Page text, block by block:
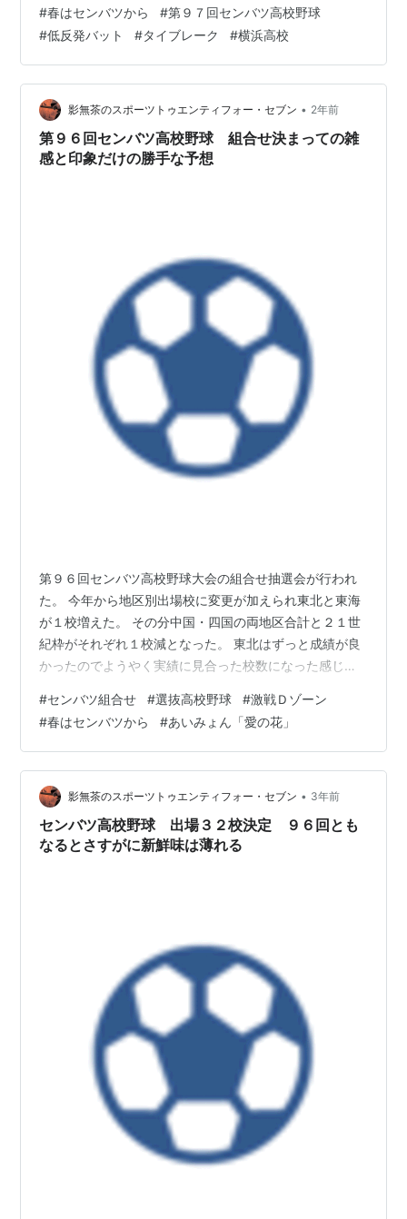
件となった。 今回、出場校が決まった時点で印象だけで
ベスト８を予想した。 高校生は僅かな期間で大きく成長
する。 予想の根拠は秋季大会の結果が元になるし、出場
校決定プロセスも同じような物なので、誰が予想しても
それほど大きな差は出ないだろう（と思う）。 今回組合
せが決まって、改めて予想させていただ…
#春はセンバツから #第９７回センバツ高校野球
#低反発バット #タイブレーク #横浜高校
影無茶のスポーツトゥエンティフォー・セブン • 2年前
第９６回センバツ高校野球 組合せ決まっての雑
感と印象だけの勝手な予想
第９６回センバツ高校野球大会の組合せ抽選会が行われ
た。 今年から地区別出場校に変更が加えられ東北と東海
が１校増えた。 その分中国・四国の両地区合計と２１世
紀枠がそれぞれ１校減となった。 東北はずっと成績が良
かったのでようやく実績に見合った校数になった感じ
は慶応校が連覇を狙った仙台育英を破り１０７年ぶりの
優勝で盛り上がった。 今年はどんなドラマが生まれるの
か。 組合せ結果を見ての雑感と印象だけの勝手な予想を
記する。 抽選会後に掲げられた記事を読むと最後のＤゾ
ーンが超激戦区と書かれている。 確かに優勝経験校が５
校入っていて派手なゾーンになってい…
#センバツ組合せ #選抜高校野球 #激戦Ｄゾーン
#春はセンバツから #あいみょん「愛の花」
影無茶のスポーツトゥエンティフォー・セブン • 3年前
センバツ高校野球 出場３２校決定 ９６回とも
なるとさすがに新鮮味は薄れる